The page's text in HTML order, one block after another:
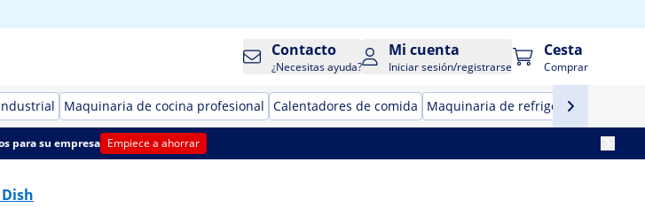
Contacto
¿Necesitas ayuda?
Mi cuenta
Iniciar sesión/registrarse
Cesta
Comprar
Maquinaria de cocina profesional Calentadores de comida Maquinaria de refrigeración para
para su empresa Empiece a ahorrar